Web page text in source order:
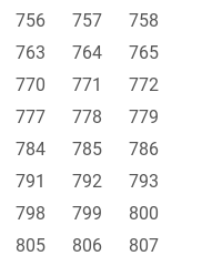
756 757
758
763 764
765
770 771
772
777 778
779
784 785
786
791 792
793
798 799
800
805 806
807